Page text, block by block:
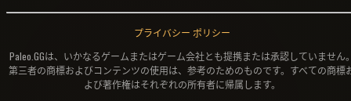
Paleo.GGは、いかなるゲームまたはゲーム会社とも提携または承認していません
第三者の商標およびコンテンツの使用は、参考のためのものです。すべての商標
よび著作権はそれぞれの所有者に帰属します。
プライバシー ポリシー